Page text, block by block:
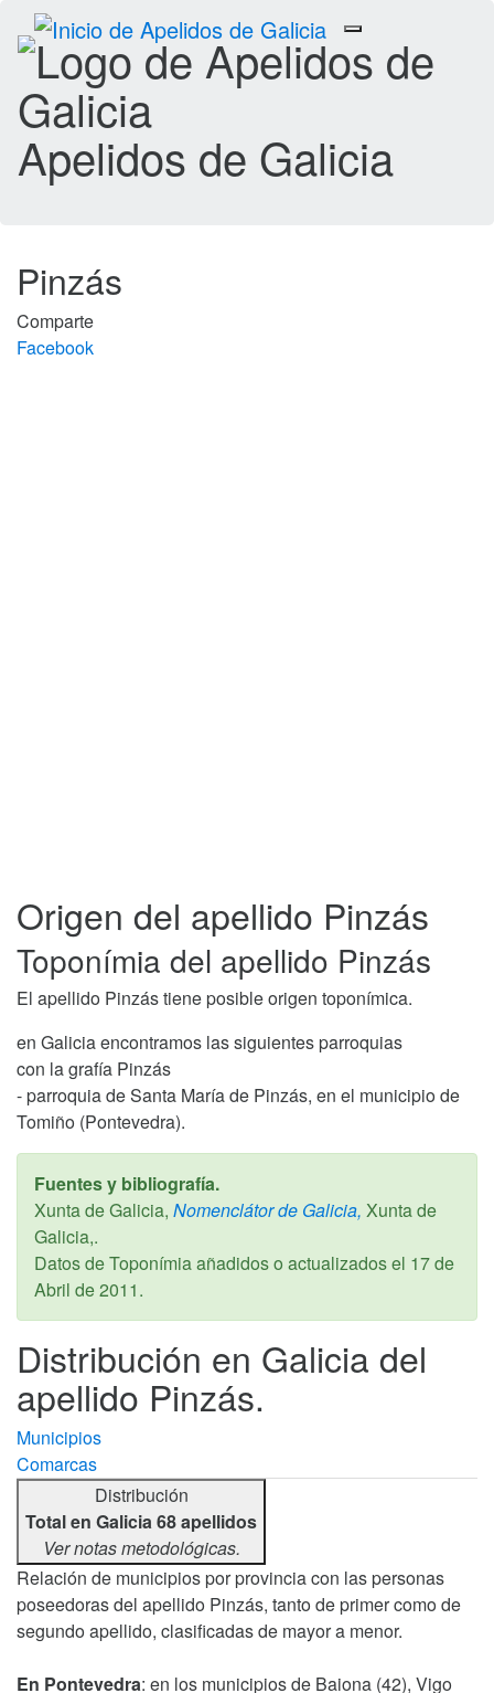
Toggle
navigation
Apelidos de Galicia
Pinzás
Comparte
Facebook
Origen del apellido Pinzás
Toponímia del apellido Pinzás
El apellido Pinzás tiene posible origen toponímica.
en Galicia encontramos las siguientes parroquias
con la grafía Pinzás
- parroquia de Santa María de Pinzás, en el municipio de
Tomiño (Pontevedra).
Fuentes y bibliografía.
Xunta de Galicia, Nomenclátor de Galicia, Xunta de
Galicia,.
Datos de Toponímia añadidos o actualizados el 17 de
Abril de 2011.
Distribución en Galicia del
apellido Pinzás.
Municipios
Comarcas
Distribución
Total en Galicia 68 apellidos
Ver notas metodológicas.
Relación de municipios por provincia con las personas
poseedoras del apellido Pinzás, tanto de primer como de
segundo apellido, clasificadas de mayor a menor.
En Pontevedra: en los municipios de Baiona (42), Vigo